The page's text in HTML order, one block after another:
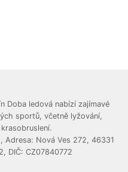
Doba ledová nabízí zajímavé
sportů, včetně lyžování,
Adresa: Nová Ves 272, 46331
DIČ: CZ07840772